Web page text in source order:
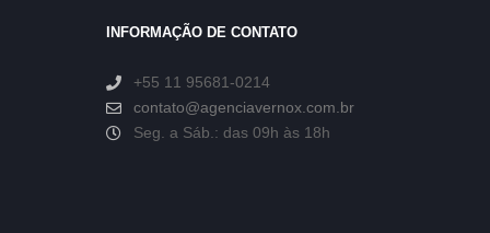
INFORMAÇÃO DE CONTATO
+55 11 95681-0214
contato@agenciavernox.com.br
Seg. a Sáb.: das 09h às 18h